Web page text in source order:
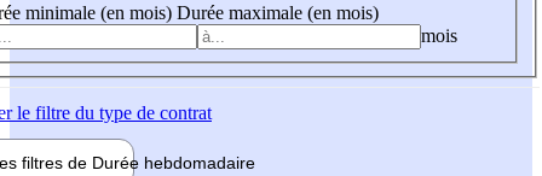
minimale (en mois) Durée maximale (en mois)
mois
le filtre du type de contrat
filtres de Durée hebdomadaire